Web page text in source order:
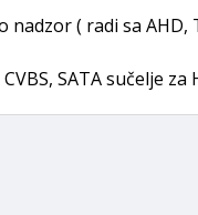
( radi sa AHD,
SATA sučelje